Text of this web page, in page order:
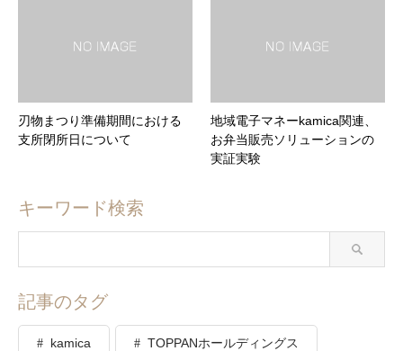
刃物まつり準備期間における
支所閉所日について
地域電子マネーkamica関連、
お弁当販売ソリューションの
実証実験
キーワード検索
記事のタグ
kamica TOPPANホールディングス